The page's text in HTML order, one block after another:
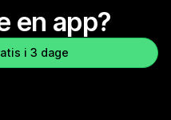
en app?
i 3 dage